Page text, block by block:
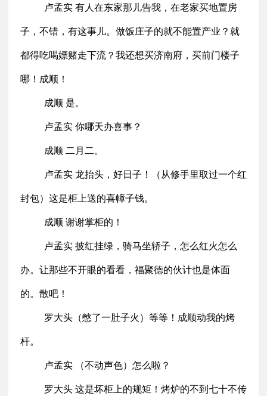
卢孟实 有人在东家那儿告我，在老家买地置房
子，不错，有这事儿。做饭庄子的就不能置产业？就
都得吃喝嫖赌走下流？我还想买济南府，买前门楼子
哪！成顺！
成顺 是。
卢孟实 你哪天办喜事？
成顺 二月二。
卢孟实 龙抬头，好日子！（从修手里取过一个红
封包）这是柜上送的喜幛子钱。
成顺 谢谢掌柜的！
卢孟实 披红挂绿，骑马坐轿子，怎么红火怎么
办。让那些不开眼的看看，福聚德的伙计也是体面
的。散吧！
罗大头（憋了一肚子火）等等！成顺动我的烤
杆。
卢孟实 （不动声色）怎么啦？
罗大头 这是坏柜上的规矩！烤炉的不到七十不传